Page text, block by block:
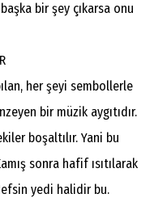
başka bir şey çıkarsa onu
her şeyi sembollerle
bir müzik aygıtıdır.
boşaltılır. Yani bu
sonra hafif ısıtılarak
yedi halidir bu.